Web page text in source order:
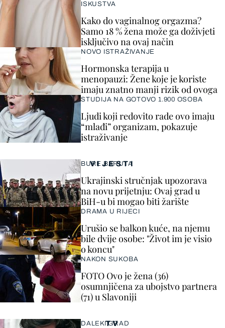
VIJESTI
BURE BARUTA
Ukrajinski stručnjak upozorava
na novu prijetnju: Ovaj grad u
BiH-u bi mogao biti žarište
DRAMA U RIJECI
Urušio se balkon kuće, na njemu
bile dvije osobe: "Život im je visio
o koncu"
NAKON SUKOBA
FOTO Ovo je žena (36)
osumnjičena za ubojstvo partnera
(71) u Slavoniji
ISKUSTVA
Kako do vaginalnog orgazma?
Samo 18 % žena može ga doživjeti
isključivo na ovaj način
NOVO ISTRAŽIVANJE
Hormonska terapija u
menopauzi: Žene koje je koriste
imaju znatno manji rizik od ovoga
STUDIJA NA GOTOVO 1.900 OSOBA
Ljudi koji redovito rade ovo imaju
“mlađi” organizam, pokazuje
istraživanje
TV
DALEKI GRAD